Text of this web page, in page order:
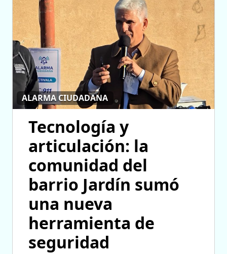
ALARMA CIUDADANA
Tecnología y
articulación: la
comunidad del
barrio Jardín sumó
una nueva
herramienta de
seguridad